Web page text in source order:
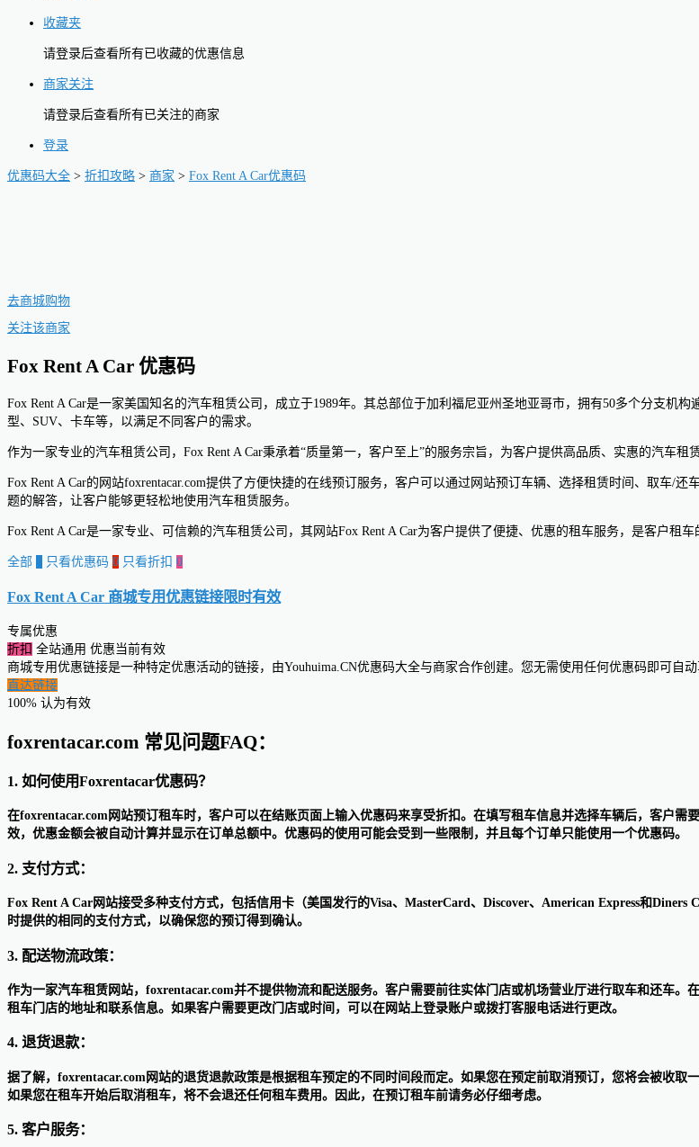
收藏夹
请登录后查看所有已收藏的优惠信息
商家关注
请登录后查看所有已关注的商家
登录
优惠码大全 > 折扣攻略 > 商家 > Fox Rent A Car优惠码
去商城购物
关注该商家
Fox Rent A Car 优惠码
Fox Rent A Car是一家美国知名的汽车租赁公司，成立于1989年。其总部位于加利福尼亚州圣地亚哥市，拥有50多个分支机
型、SUV、卡车等，以满足不同客户的需求。
作为一家专业的汽车租赁公司，Fox Rent A Car秉承着“质量第一，客户至上”的服务宗旨，为客户提供高品质、实惠的汽车
Fox Rent A Car的网站foxrentacar.com提供了方便快捷的在线预订服务，客户可以通过网站预订车辆、选择租赁时间、取车/
题的解答，让客户能够更轻松地使用汽车租赁服务。
Fox Rent A Car是一家专业、可信赖的汽车租赁公司，其网站Fox Rent A Car为客户提供了便捷、优惠的租车服务，是客户租车
全部 只看优惠码 0 只看折扣 0
Fox Rent A Car 商城专用优惠链接限时有效
专属优惠
折扣 全站通用 优惠当前有效
商城专用优惠链接是一种特定优惠活动的链接，由Youhuima.CN优惠码大全与商家合作创建。您无需使用任何优惠码即可自动
直达链接
100% 认为有效
foxrentacar.com 常见问题FAQ：
1. 如何使用Foxrentacar优惠码？
在foxrentacar.com网站预订租车时，客户可以在结账页面上输入优惠码来享受折扣。在填写租车信息并选择车辆后，客户
效，优惠金额会被自动计算并显示在订单总额中。优惠码的使用可能会受到一些限制，并且每个订单只能使用一个优惠码。
2. 支付方式：
Fox Rent A Car网站接受多种支付方式，包括信用卡（美国发行的Visa、MasterCard、Discover、American Express和
时提供的相同的支付方式，以确保您的预订得到确认。
3. 配送物流政策：
作为一家汽车租赁网站，foxrentacar.com并不提供物流和配送服务。客户需要前往实体门店或机场营业厅进行取车和还车
租车门店的地址和联系信息。如果客户需要更改门店或时间，可以在网站上登录账户或拨打客服电话进行更改。
4. 退货退款：
据了解，foxrentacar.com网站的退货退款政策是根据租车预定的不同时间段而定。如果您在预定前取消预订，您将会被收
如果您在租车开始后取消租车，将不会退还任何租车费用。因此，在预订租车前请务必仔细考虑。
5. 客户服务：